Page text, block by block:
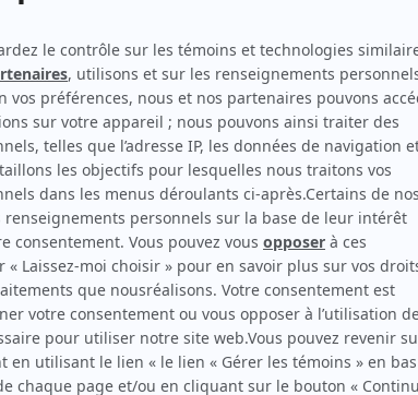
L'ange du bizarre
La barrique
Le fantôme de
Le Horla
Le Suicide-club
Melmoth
Hôtel
Hôtel Beyrouth
Hôtel des horizons
Hubert & Fanny
Huis clos
Huit femmes
L'Héritage
L'héritière
L'héritière de Grande Ourse
L'hermine
L'heure bleue